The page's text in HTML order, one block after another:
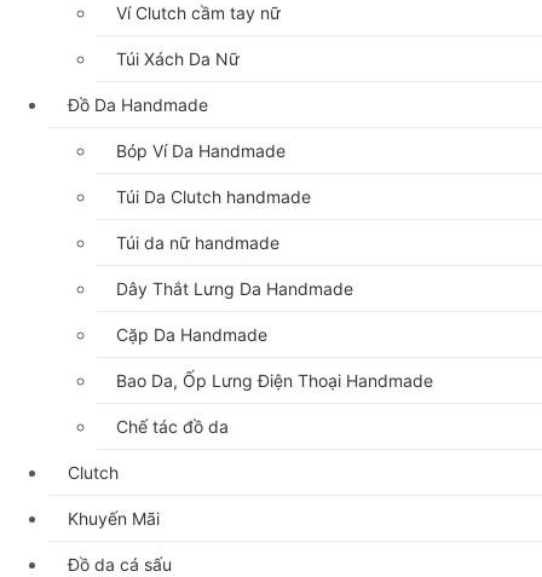
Ví Clutch cầm tay nữ
Túi Xách Da Nữ
Đồ Da Handmade
Bóp Ví Da Handmade
Túi Da Clutch handmade
Túi da nữ handmade
Dây Thắt Lưng Da Handmade
Cặp Da Handmade
Bao Da, Ốp Lưng Điện Thoại Handmade
Chế tác đồ da
Clutch
Khuyến Mãi
Đồ da cá sấu